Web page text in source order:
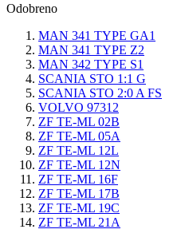
Odobreno
MAN 341 TYPE GA1
MAN 341 TYPE Z2
MAN 342 TYPE S1
SCANIA STO 1:1 G
SCANIA STO 2:0 A FS
VOLVO 97312
ZF TE-ML 02B
ZF TE-ML 05A
ZF TE-ML 12L
ZF TE-ML 12N
ZF TE-ML 16F
ZF TE-ML 17B
ZF TE-ML 19C
ZF TE-ML 21A